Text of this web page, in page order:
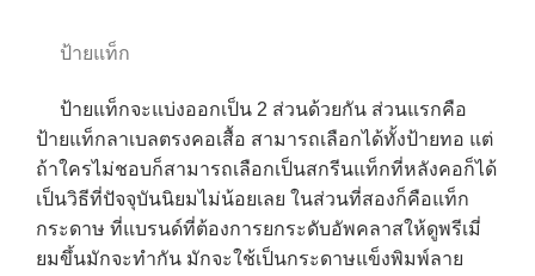
ป้ายแท็ก
ป้ายแท็กจะแบ่งออกเป็น 2 ส่วนด้วยกัน ส่วนแรกคือ
ป้ายแท็กลาเบลตรงคอเสื้อ สามารถเลือกได้ทั้งป้ายทอ แต่
ถ้าใครไม่ชอบก็สามารถเลือกเป็นสกรีนแท็กที่หลังคอก็ได้
เป็นวิธีที่ปัจจุบันนิยมไม่น้อยเลย ในส่วนที่สองก็คือแท็ก
กระดาษ ที่แบรนด์ที่ต้องการยกระดับอัพคลาสให้ดูพรีเมี่
ยมขึ้นมักจะทำกัน มักจะใช้เป็นกระดาษแข็งพิมพ์ลาย